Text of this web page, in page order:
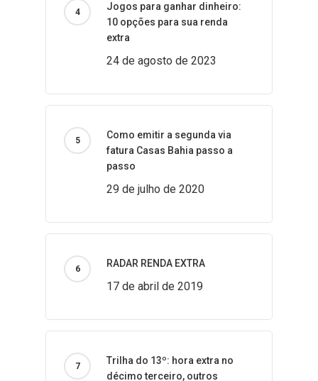
Jogos para ganhar dinheiro:
10 opções para sua renda
extra
24 de agosto de 2023
Como emitir a segunda via
fatura Casas Bahia passo a
passo
29 de julho de 2020
RADAR RENDA EXTRA
17 de abril de 2019
Trilha do 13º: hora extra no
décimo terceiro, outros